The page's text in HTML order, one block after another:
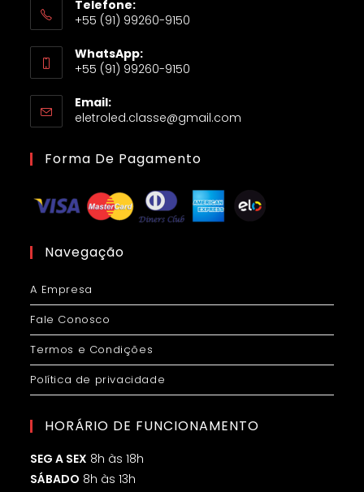
Telefone:
+55 (91) 99260-9150
WhatsApp:
+55 (91) 99260-9150
Email:
eletroled.classe@gmail.com
Forma De Pagamento
Navegação
A Empresa
Fale Conosco
Termos e Condições
Política de privacidade
HORÁRIO DE FUNCIONAMENTO
SEG A SEX 8h às 18h
SÁBADO 8h às 13h